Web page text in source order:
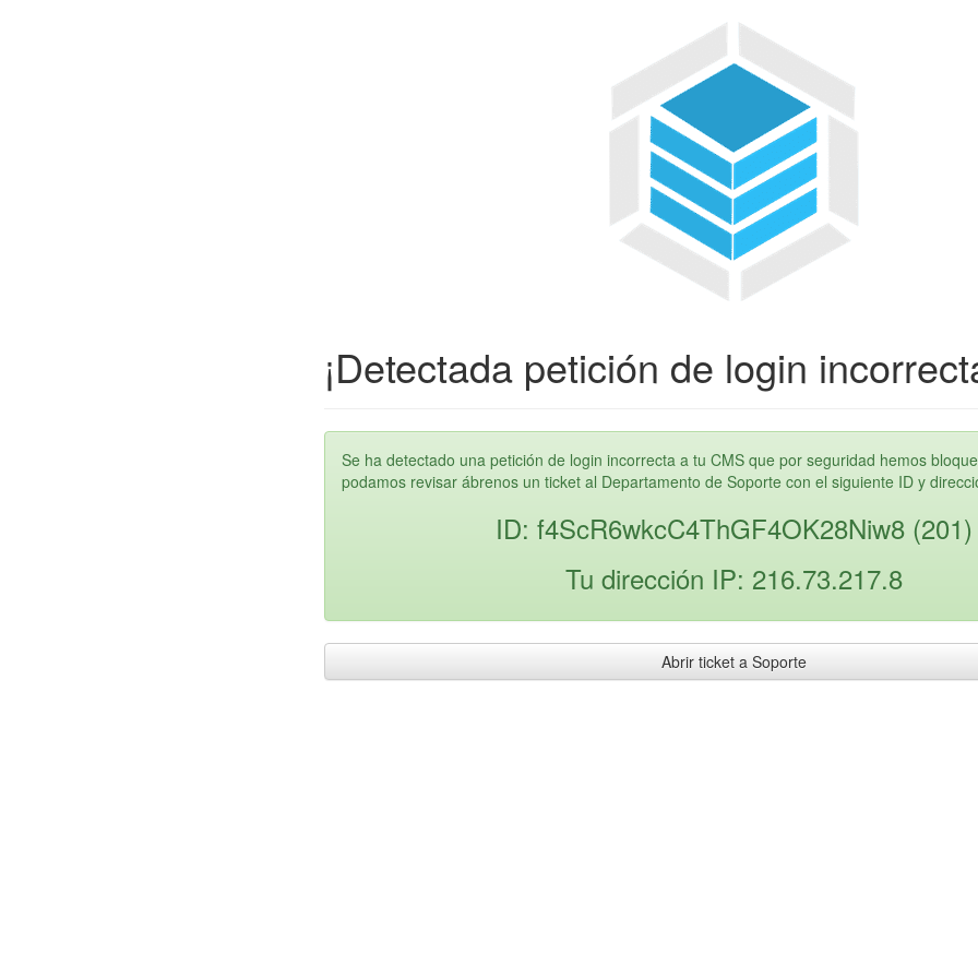
¡Detectada petición de login
Se ha detectado una petición de login incorrecta a tu CMS que por seguridad hemos
podamos revisar ábrenos un ticket al Departamento de Soporte con el siguiente ID y
ID: f4ScR6wkcC4ThGF4OK28Niw8 (201)
Tu dirección IP: 216.73.217.8
Abrir ticket a Soporte